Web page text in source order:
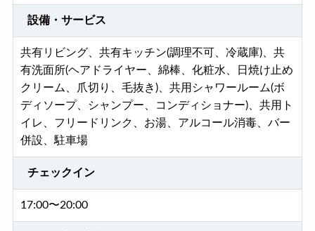
設備・サービス
共有リビング、共有キッチン(調理不可、冷蔵庫)、共
有洗面所(ヘアドライヤー、綿棒、化粧水、日焼け止め
クリーム、爪切り、毛抜き)、共用シャワールーム(ボ
ディソープ、シャンプー、コンディショナー)、共用ト
イレ、フリードリンク、お湯、アルコール消毒、バー
併設、駐車場
チェックイン
17:00〜20:00